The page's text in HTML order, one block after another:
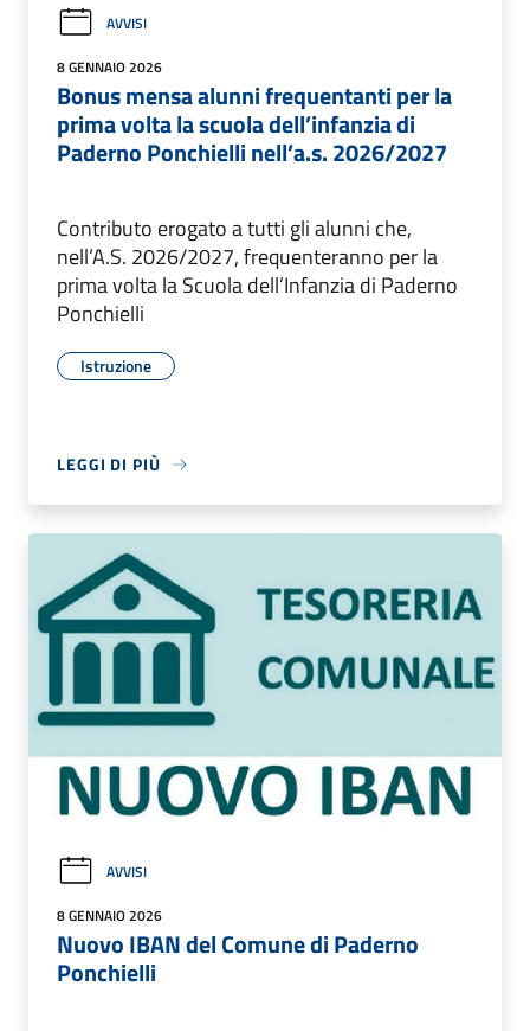
AVVISI
8 GENNAIO 2026
Bonus mensa alunni frequentanti per la
prima volta la scuola dell’infanzia di
Paderno Ponchielli nell’a.s. 2026/2027
Contributo erogato a tutti gli alunni che,
nell’A.S. 2026/2027, frequenteranno per la
prima volta la Scuola dell’Infanzia di Paderno
Ponchielli
Istruzione
LEGGI DI PIÙ
AVVISI
8 GENNAIO 2026
Nuovo IBAN del Comune di Paderno
Ponchielli